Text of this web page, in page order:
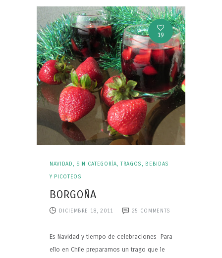
19
NAVIDAD , SIN CATEGORÍA, TRAGOS, BEBIDAS
Y PICOTEOS
BORGOÑA
DICIEMBRE 18, 2011 25 COMMENTS
Es Navidad y tiempo de celebraciones Para
ello en Chile preparamos un trago que le